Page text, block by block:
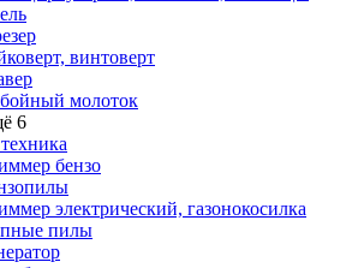
винтоверт
молоток
6
бензо
электрический, газонокосилка
пилы